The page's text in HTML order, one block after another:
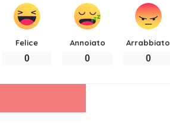
Felice
0
Annoiato
0
Arrabbiato
0